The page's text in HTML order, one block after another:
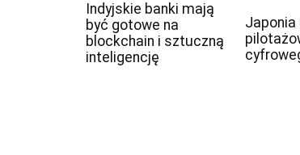
Indyjskie banki mają
być gotowe na
blockchain i sztuczną
inteligencję
Japonia